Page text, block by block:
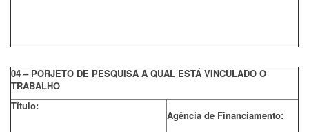
04 – PORJETO DE PESQUISA A QUAL ESTÁ VINCULADO O
TRABALHO
Título:
Agência de Financiamento: